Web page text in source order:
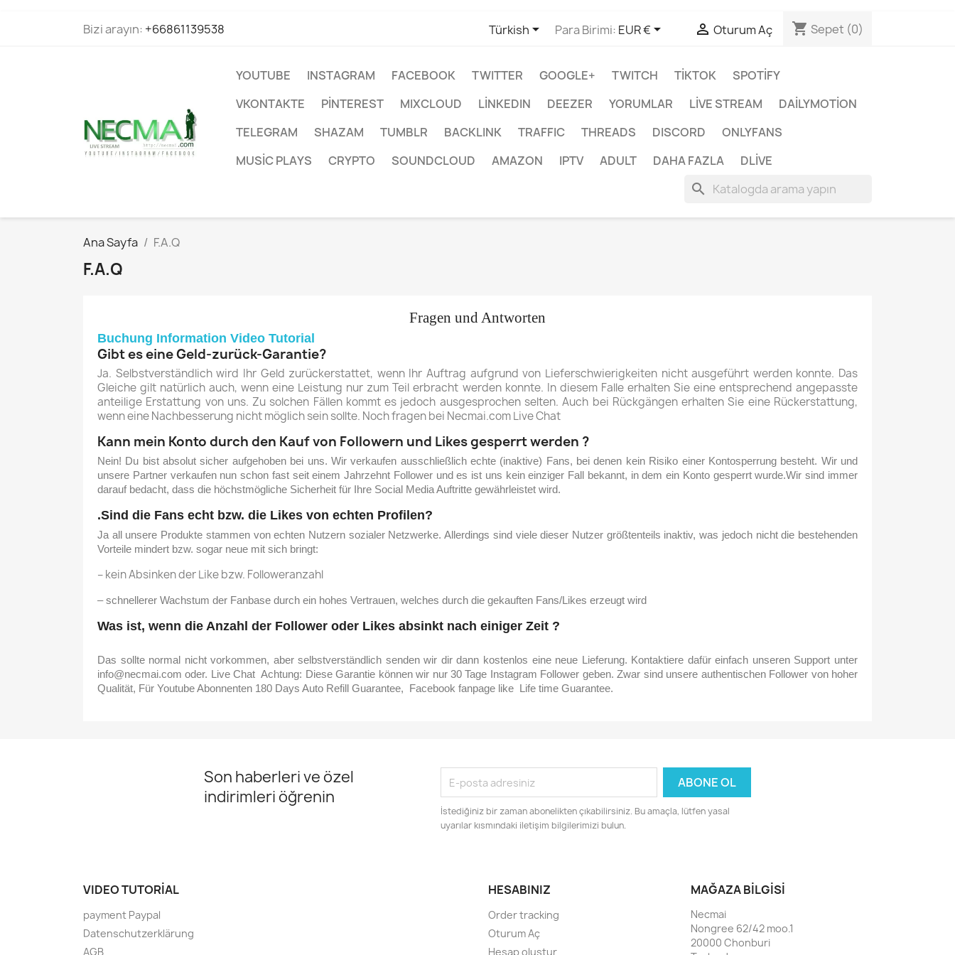
Bizi arayın: +66861139538 Türkish Para Birimi: EUR €  Oturum Aç shopping_cart Sepet (0)
YOUTUBE INSTAGRAM FACEBOOK TWITTER GOOGLE+ TWITCH TIKTOK
SPOTIFY
VKONTAKTE
PINTEREST MIXCLOUD LINKEDIN DEEZER YORUMLAR LIVE STREAM
DAILYMOTION
TELEGRAM
SHAZAM TUMBLR BACKLINK TRAFFIC THREADS DISCORD
ONLYFANS
MUSIC PLAYS
CRYPTO SOUNDCLOUD AMAZON IPTV ADULT DAHA FAZLA DLIVE
search
Ana Sayfa F.A.Q
F.A.Q
Fragen und Antworten
Buchung Information Video Tutorial
Gibt es eine Geld-zurück-Garantie?
Ja. Selbstverständlich wird Ihr Geld zurückerstattet, wenn Ihr Auftrag aufgrund von Lieferschwierigkeiten nicht ausgeführt werden konnte. Das
Gleiche gilt natürlich auch, wenn eine Leistung nur zum Teil erbracht werden konnte. In diesem Falle erhalten Sie eine entsprechend angepasste
anteilige Erstattung von uns. Zu solchen Fällen kommt es jedoch ausgesprochen selten. Auch bei Rückgängen erhalten Sie eine Rückerstattung,
wenn eine Nachbesserung nicht möglich sein sollte. Noch fragen bei Necmai.com Live Chat
Kann mein Konto durch den Kauf von Followern und Likes gesperrt werden ?
Nein! Du bist absolut sicher aufgehoben bei uns. Wir verkaufen ausschließlich echte (inaktive) Fans, bei denen kein Risiko einer Kontosperrung besteht. Wir und
unsere Partner verkaufen nun schon fast seit einem Jahrzehnt Follower und es ist uns kein einziger Fall bekannt, in dem ein Konto gesperrt wurde.Wir sind immer
darauf bedacht, dass die höchstmögliche Sicherheit für Ihre Social Media Auftritte gewährleistet wird.
.Sind die Fans echt bzw. die Likes von echten Profilen?
Ja all unsere Produkte stammen von echten Nutzern sozialer Netzwerke. Allerdings sind viele dieser Nutzer größtenteils inaktiv, was jedoch nicht die bestehenden
Vorteile mindert bzw. sogar neue mit sich bringt:
– kein Absinken der Like bzw. Followeranzahl
– schnellerer Wachstum der Fanbase durch ein hohes Vertrauen, welches durch die gekauften Fans/Likes erzeugt wird
Was ist, wenn die Anzahl der Follower oder Likes absinkt nach einiger Zeit ?
Das sollte normal nicht vorkommen, aber selbstverständlich senden wir dir dann kostenlos eine neue Lieferung. Kontaktiere dafür einfach unseren Support unter
info@necmai.com oder. Live ChatAchtung: Diese Garantie können wir nur 30 Tage Instagram Follower geben. Zwar sind unsere authentischen Follower von hoher
Qualität, Für Youtube Abonnenten 180 Days Auto Refill Guarantee, Facebook fanpage like Life time Guarantee.
Son haberleri ve özel
indirimleri öğrenin
İstediğiniz bir zaman abonelikten çıkabilirsiniz. Bu amaçla, lütfen yasal
uyarılar kısmındaki iletişim bilgilerimizi bulun.
VIDEO TUTORIAL
payment Paypal
Datenschutzerklärung
AGB
HESABINIZ
Order tracking
Oturum Aç
Hesap oluştur
MAĞAZA BILGISI
Necmai
Nongree 62/42 moo.1
20000 Chonburi